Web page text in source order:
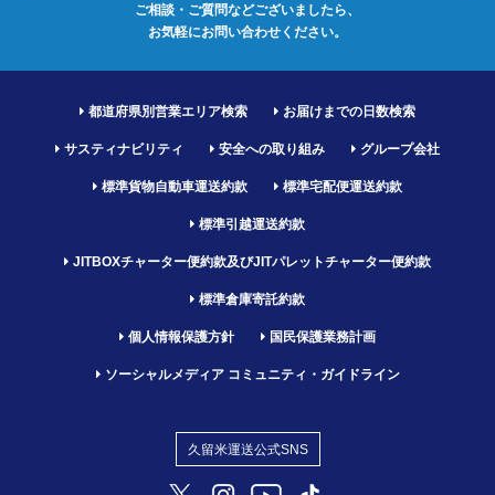
ご相談・ご質問などございましたら、
お気軽にお問い合わせください。
都道府県別営業エリア検索 お届けまでの日数検索
サスティナビリティ 安全への取り組み グループ会社
標準貨物自動車運送約款 標準宅配便運送約款
標準引越運送約款
JITBOXチャーター便約款及びJITパレットチャーター便約款
標準倉庫寄託約款
個人情報保護方針 国民保護業務計画
ソーシャルメディア コミュニティ・ガイドライン
久留米運送公式SNS